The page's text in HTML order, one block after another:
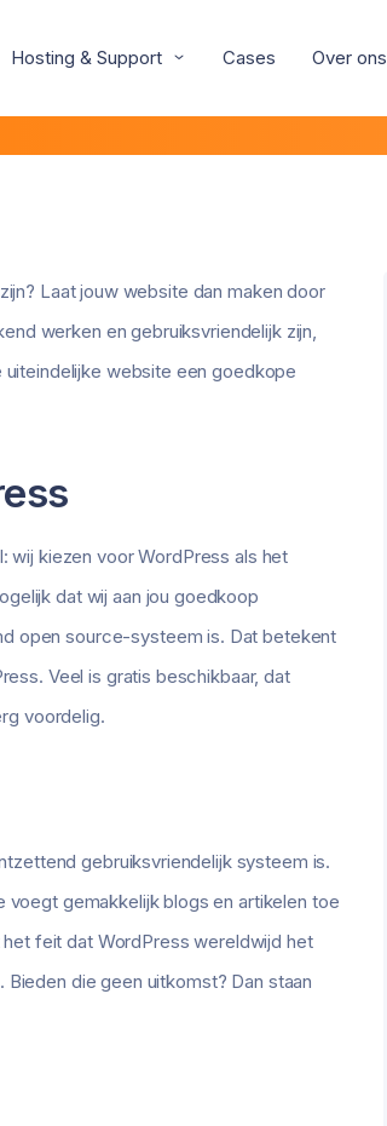
Hosting & Support Cases Over ons
Laat jouw website dan maken door
werken en gebruiksvriendelijk zijn,
website een goedkope
wij kiezen voor WordPress als het
dat wij aan jou goedkoop
open source-systeem is. Dat betekent
Veel is gratis beschikbaar, dat
voordelig.
gebruiksvriendelijk systeem is.
gemakkelijk blogs en artikelen toe
feit dat WordPress wereldwijd het
die geen uitkomst? Dan staan